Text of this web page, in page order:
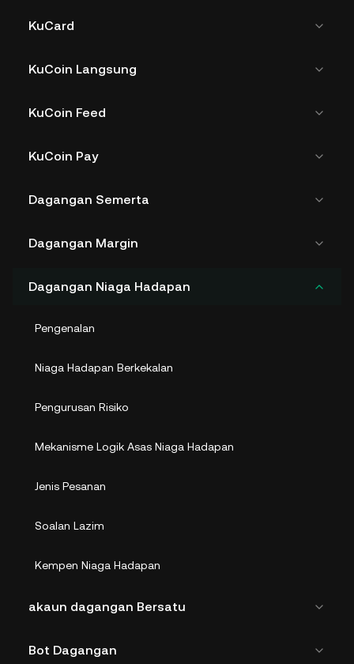
KuCard
KuCoin Langsung
KuCoin Feed
KuCoin Pay
Dagangan Semerta
Dagangan Margin
Dagangan Niaga Hadapan
Pengenalan
Niaga Hadapan Berkekalan
Pengurusan Risiko
Mekanisme Logik Asas Niaga Hadapan
Jenis Pesanan
Soalan Lazim
Kempen Niaga Hadapan
akaun dagangan Bersatu
Bot Dagangan